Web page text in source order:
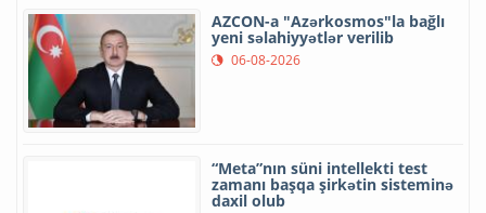
AZCON-a "Azərkosmos"la bağlı
yeni səlahiyyətlər verilib
06-08-2026
“Meta”nın süni intellekti test
zamanı başqa şirkətin sisteminə
daxil olub